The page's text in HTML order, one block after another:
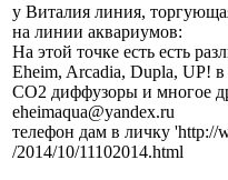
у Виталия линия,
на линии аквариумов:
На этой точке есть есть
Eheim, Arcadia, Dupla, UP!
СО2 диффузоры и многое
eheimaqua@yandex.ru
телефон дам в личку 'http://
/2014/10/11102014.html